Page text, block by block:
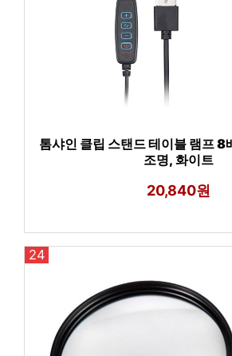
톰샤인 클립 스탠드 테이블 램프 8
조명, 화이트
20,840원
24